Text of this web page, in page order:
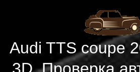
Audi TTS coupe